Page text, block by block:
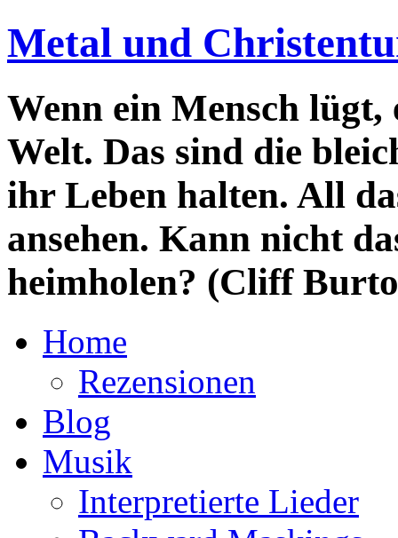
Metal und
Wenn ein Mensch
Welt. Das sind die
ihr Leben halten. All
ansehen. Kann nicht
heimholen? (Cliff
Home
Rezensionen
Blog
Musik
Interpretierte Lieder